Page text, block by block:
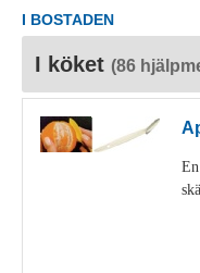
I BOSTADEN
I köket (86